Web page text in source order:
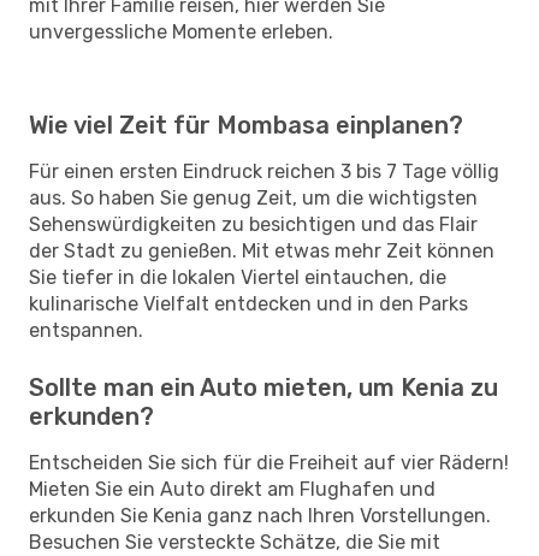
mit Ihrer Familie reisen, hier werden Sie
unvergessliche Momente erleben.
Wie viel Zeit für Mombasa einplanen?
Für einen ersten Eindruck reichen 3 bis 7 Tage völlig
aus. So haben Sie genug Zeit, um die wichtigsten
Sehenswürdigkeiten zu besichtigen und das Flair
der Stadt zu genießen. Mit etwas mehr Zeit können
Sie tiefer in die lokalen Viertel eintauchen, die
kulinarische Vielfalt entdecken und in den Parks
entspannen.
Sollte man ein Auto mieten, um Kenia zu
erkunden?
Entscheiden Sie sich für die Freiheit auf vier Rädern!
Mieten Sie ein Auto direkt am Flughafen und
erkunden Sie Kenia ganz nach Ihren Vorstellungen.
Besuchen Sie versteckte Schätze, die Sie mit